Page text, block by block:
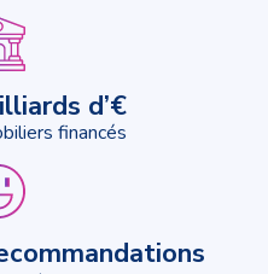
d’€
financés